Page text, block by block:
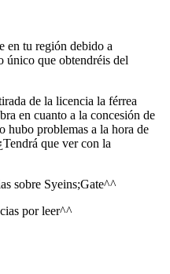
en tu región debido a
único que obtendréis del
de la licencia la férrea
en cuanto a la concesión de
hubo problemas a la hora de
que ver con la
sobre Syeins;Gate^^
por leer^^